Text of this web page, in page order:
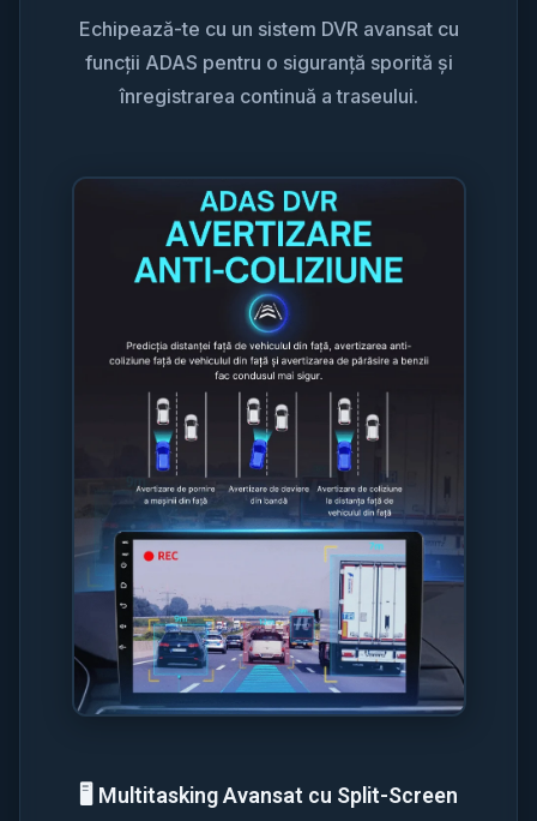
Echipează-te cu un sistem DVR avansat cu
funcții ADAS pentru o siguranță sporită și
înregistrarea continuă a traseului.
🖥️ Multitasking Avansat cu Split-Screen